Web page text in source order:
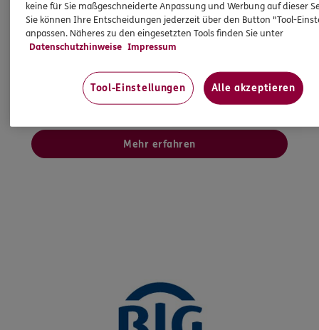
Besser gefördert, flexibler und mit mehr
Möglichkeiten für Ihre Zukunft. Ein zeitgemäßes
sowie vielfältiges Angebot lädt jetzt ein, Ihre
kostengünstig zu erweitern. Frühzeitig
informieren lohnt sich.
Mehr erfahren
keine für Sie maßgeschneiderte Anpassung und Werbung auf dieser
Sie können Ihre Entscheidungen jederzeit über den Button "Tool-
anpassen. Näheres zu den eingesetzten Tools finden Sie unter
Datenschutzhinweise Impressum
Tool-Einstellungen Alle akzeptieren